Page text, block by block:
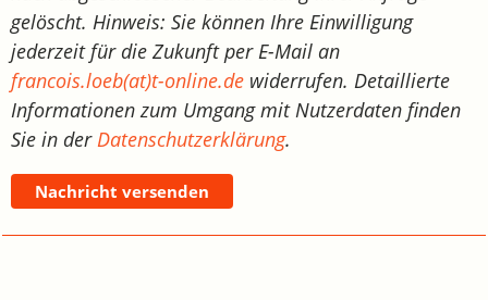
gelöscht. Hinweis: Sie können Ihre Einwilligung
jederzeit für die Zukunft per E-Mail an
francois.loeb(at)t-online.de widerrufen. Detaillierte
Informationen zum Umgang mit Nutzerdaten finden
Sie in derDatenschutzerklärung.
Nachricht versenden